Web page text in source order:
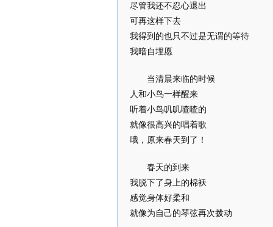
尽管我还不忍心退出
可再这样下去
我得到的也只不过是无谓的等待
我暗自埋愿
当清晨来临的时候
人和小鸟一样醒来
听着小鸟叽叽喳喳的
就像很高兴的唱着歌
哦，原来春天到了！
春天的到来
我脱下了身上的棉袄
感觉身体好柔和
就像为自己的琴弦再次拨动